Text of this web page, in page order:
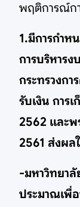
พฤติการณ์ก
1.มีการกำห
การบริหารง
กระทรวงกา
รับเงิน การ
2562 และ
2561 ส่งผล
-มหาวิทยาลั
ประมาณเพื่อ